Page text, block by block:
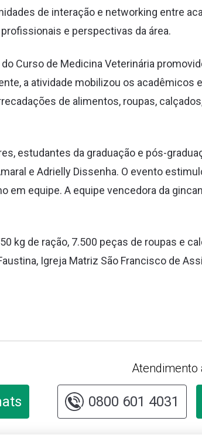
de interação e networking entre
e perspectivas da área.
Curso de Medicina Veterinária
a atividade mobilizou os acadêmicos
de alimentos, roupas,
estudantes da graduação e pós-
e Adrielly Dissenha. O evento
equipe. A equipe vencedora da
kg de ração, 7.500 peças de roupas e
Igreja Matriz São Francisco de
Atendimento
0800 601 4031